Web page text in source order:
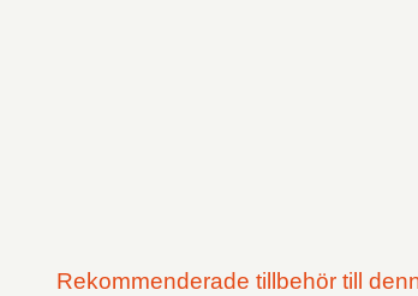
Rekommenderade tillbehör till